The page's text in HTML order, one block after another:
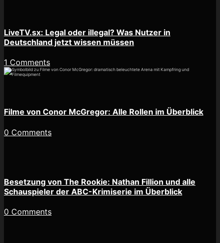
LiveTV.sx: Legal oder illegal? Was Nutzer in
Deutschland jetzt wissen müssen
1 Comments
Filme von Conor McGregor: Alle Rollen im Überblick
0 Comments
Besetzung von The Rookie: Nathan Fillion und alle
Schauspieler der ABC-Krimiserie im Überblick
0 Comments